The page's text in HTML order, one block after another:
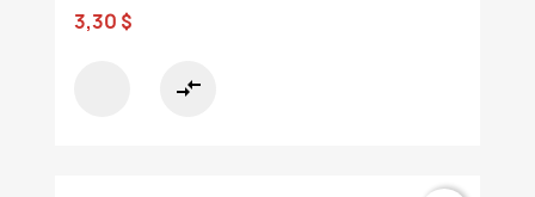
3,30 $
compare_arrows